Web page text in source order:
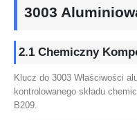
3003
2.1 Chemiczny
Klucz do 3003 Właściwości
kontrolowanego składu
B209.